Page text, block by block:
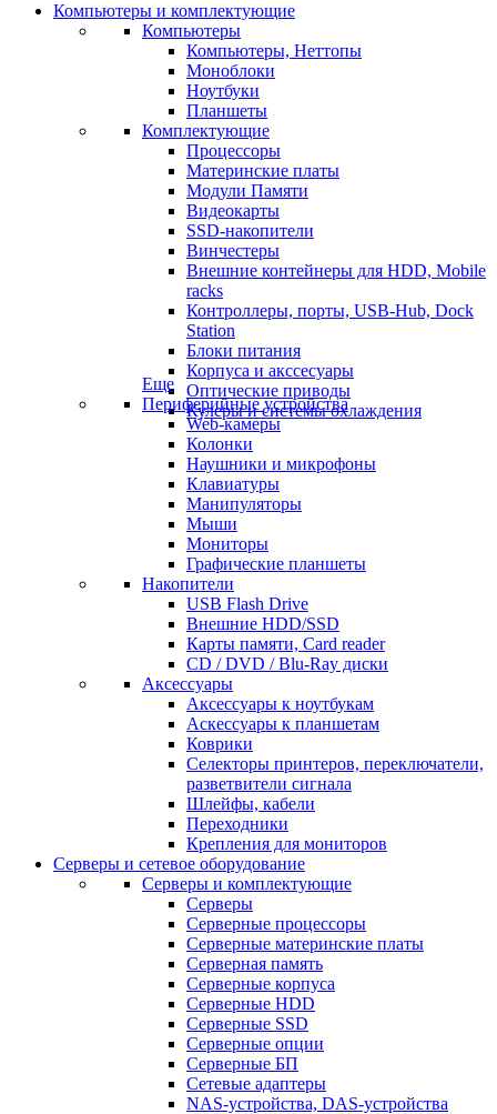
Компьютеры и комплектующие
Компьютеры
Компьютеры, Неттопы
Моноблоки
Ноутбуки
Планшеты
Комплектующие
Процессоры
Материнские платы
Модули Памяти
Видеокарты
SSD-накопители
Винчестеры
Внешние контейнеры для HDD, Mobile
racks
Контроллеры, порты, USB-Hub, Dock
Station
Блоки питания
Корпуса и акссесуары
Оптические приводы
Кулеры и системы охлаждения
Еще
Периферийные устройства
Web-камеры
Колонки
Наушники и микрофоны
Клавиатуры
Манипуляторы
Мыши
Мониторы
Графические планшеты
Накопители
USB Flash Drive
Внешние HDD/SSD
Карты памяти, Card reader
CD / DVD / Blu-Ray диски
Аксессуары
Аксессуары к ноутбукам
Аскессуары к планшетам
Коврики
Селекторы принтеров, переключатели,
разветвители сигнала
Шлейфы, кабели
Переходники
Крепления для мониторов
Серверы и сетевое оборудование
Серверы и комплектующие
Серверы
Серверные процессоры
Серверные материнские платы
Серверная память
Серверные корпуса
Серверные HDD
Серверные SSD
Серверные опции
Серверные БП
Сетевые адаптеры
NAS-устройства, DAS-устройства